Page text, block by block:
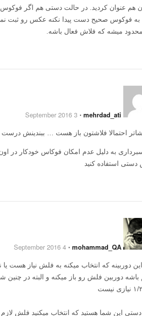
عنوان کردید. در حالت دستی هم اگر فوکوس
به فوکوس صحیح دست پیدا نکنه عکس رو ثبت
mehrdad_ati
⋅
3 September 2016
احتمالا فلاشتون باز هست … ببندینش درست
به دلیل عدم امکان فوکاس خودکار در
استفاده کنید
mohammad_QA
⋅
4 September 2016
دوربینه که انتخاب میکنه به فلش نیاز هست یا
باشه دوربین فلش رو باز میکنه و البته در
این شما هستید که انتخاب میکنید فلش